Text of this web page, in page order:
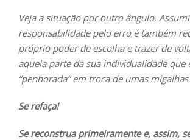
Veja a situação por outro ângulo.
responsabilidade pelo erro é também
próprio poder de escolha e trazer de
aquela parte da sua individualidade que
“penhorada” em troca de umas
Se refaça!
Se reconstrua primeiramente e, assim,